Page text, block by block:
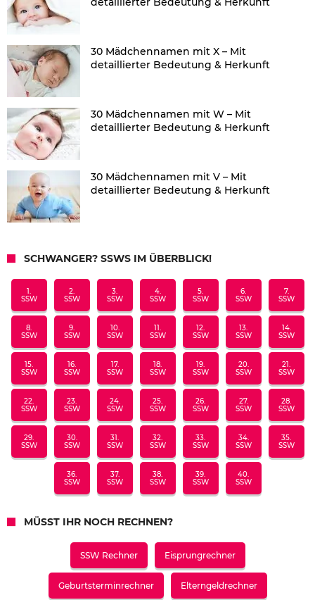
30 Mädchennamen mit X – Mit
detaillierter Bedeutung & Herkunft
30 Mädchennamen mit W – Mit
detaillierter Bedeutung & Herkunft
30 Mädchennamen mit V – Mit
detaillierter Bedeutung & Herkunft
SCHWANGER? SSWS IM ÜBERBLICK!
1.
SSW
2.
SSW
3.
SSW
4.
SSW
5.
SSW
6.
SSW
7.
SSW
8.
SSW
9.
SSW
10.
SSW
11.
SSW
12.
SSW
13.
SSW
14.
SSW
15.
SSW
16.
SSW
17.
SSW
18.
SSW
19.
SSW
20.
SSW
21.
SSW
22.
SSW
23.
SSW
24.
SSW
25.
SSW
26.
SSW
27.
SSW
28.
SSW
29.
SSW
30.
SSW
31.
SSW
32.
SSW
33.
SSW
34.
SSW
35.
SSW
36.
SSW
37.
SSW
38.
SSW
39.
SSW
40.
SSW
MÜSST IHR NOCH RECHNEN?
SSW Rechner Eisprungrechner
Geburtsterminrechner Elterngeldrechner